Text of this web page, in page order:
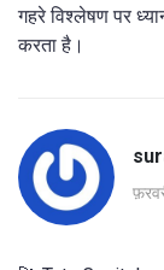
गहरे विश्लेषण पर
करता है।